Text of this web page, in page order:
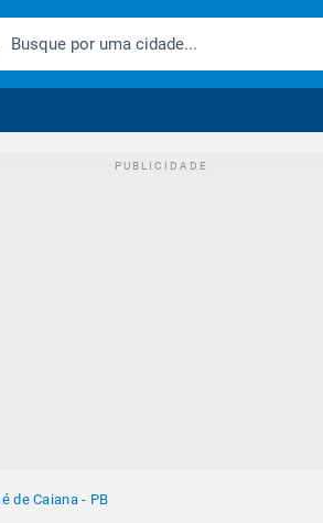
de Caiana - PB